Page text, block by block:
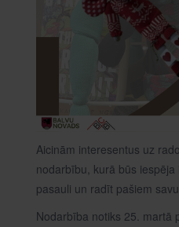
Aicinām interesentus uz
nodarbību, kurā būs
pasauli un radīt pašiem
Nodarbība notiks 25. martā